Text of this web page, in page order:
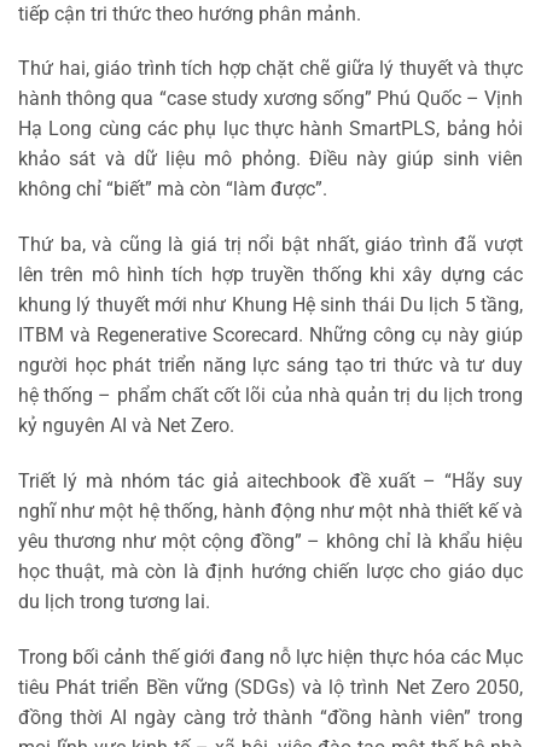
tiếp cận tri thức theo hướng phân mảnh.
Thứ hai, giáo trình tích hợp chặt chẽ giữa lý thuyết và thực
hành thông qua “case study xương sống” Phú Quốc – Vịnh
Hạ Long cùng các phụ lục thực hành SmartPLS, bảng hỏi
khảo sát và dữ liệu mô phỏng. Điều này giúp sinh viên
không chỉ “biết” mà còn “làm được”.
Thứ ba, và cũng là giá trị nổi bật nhất, giáo trình đã vượt
lên trên mô hình tích hợp truyền thống khi xây dựng các
khung lý thuyết mới như Khung Hệ sinh thái Du lịch 5 tầng,
ITBM và Regenerative Scorecard. Những công cụ này giúp
người học phát triển năng lực sáng tạo tri thức và tư duy
hệ thống – phẩm chất cốt lõi của nhà quản trị du lịch trong
kỷ nguyên AI và Net Zero.
Triết lý mà nhóm tác giả aitechbook đề xuất – “Hãy suy
nghĩ như một hệ thống, hành động như một nhà thiết kế và
yêu thương như một cộng đồng” – không chỉ là khẩu hiệu
học thuật, mà còn là định hướng chiến lược cho giáo dục
du lịch trong tương lai.
Trong bối cảnh thế giới đang nỗ lực hiện thực hóa các Mục
tiêu Phát triển Bền vững (SDGs) và lộ trình Net Zero 2050,
đồng thời AI ngày càng trở thành “đồng hành viên” trong